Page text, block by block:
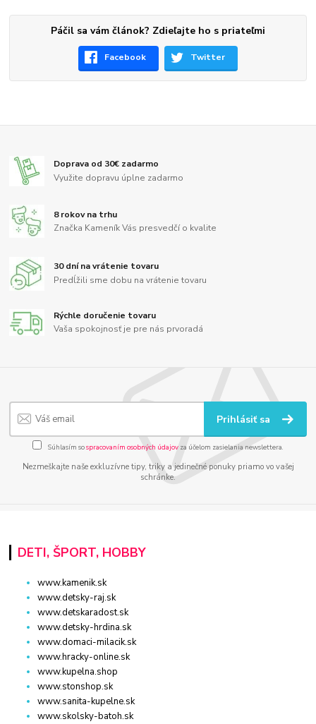
Páčil sa vám článok? Zdieľajte ho s priateľmi
Facebook Twitter
Doprava od 30€ zadarmo
Využite dopravu úplne zadarmo
8 rokov na trhu
Značka Kameník Vás presvedčí o kvalite
30 dní na vrátenie tovaru
Predĺžili sme dobu na vrátenie tovaru
Rýchle doručenie tovaru
Vaša spokojnosť je pre nás prvoradá
Prihlásiť sa
Súhlasím sospracovaním osobných údajov za účelom zasielania newslettera.
Nezmeškajte naše exkluzívne tipy, triky a jedinečné ponuky priamo vo vašej
schránke.
DETI, ŠPORT, HOBBY
www.kamenik.sk
www.detsky-raj.sk
www.detskaradost.sk
www.detsky-hrdina.sk
www.domaci-milacik.sk
www.hracky-online.sk
www.kupelna.shop
www.stonshop.sk
www.sanita-kupelne.sk
www.skolsky-batoh.sk